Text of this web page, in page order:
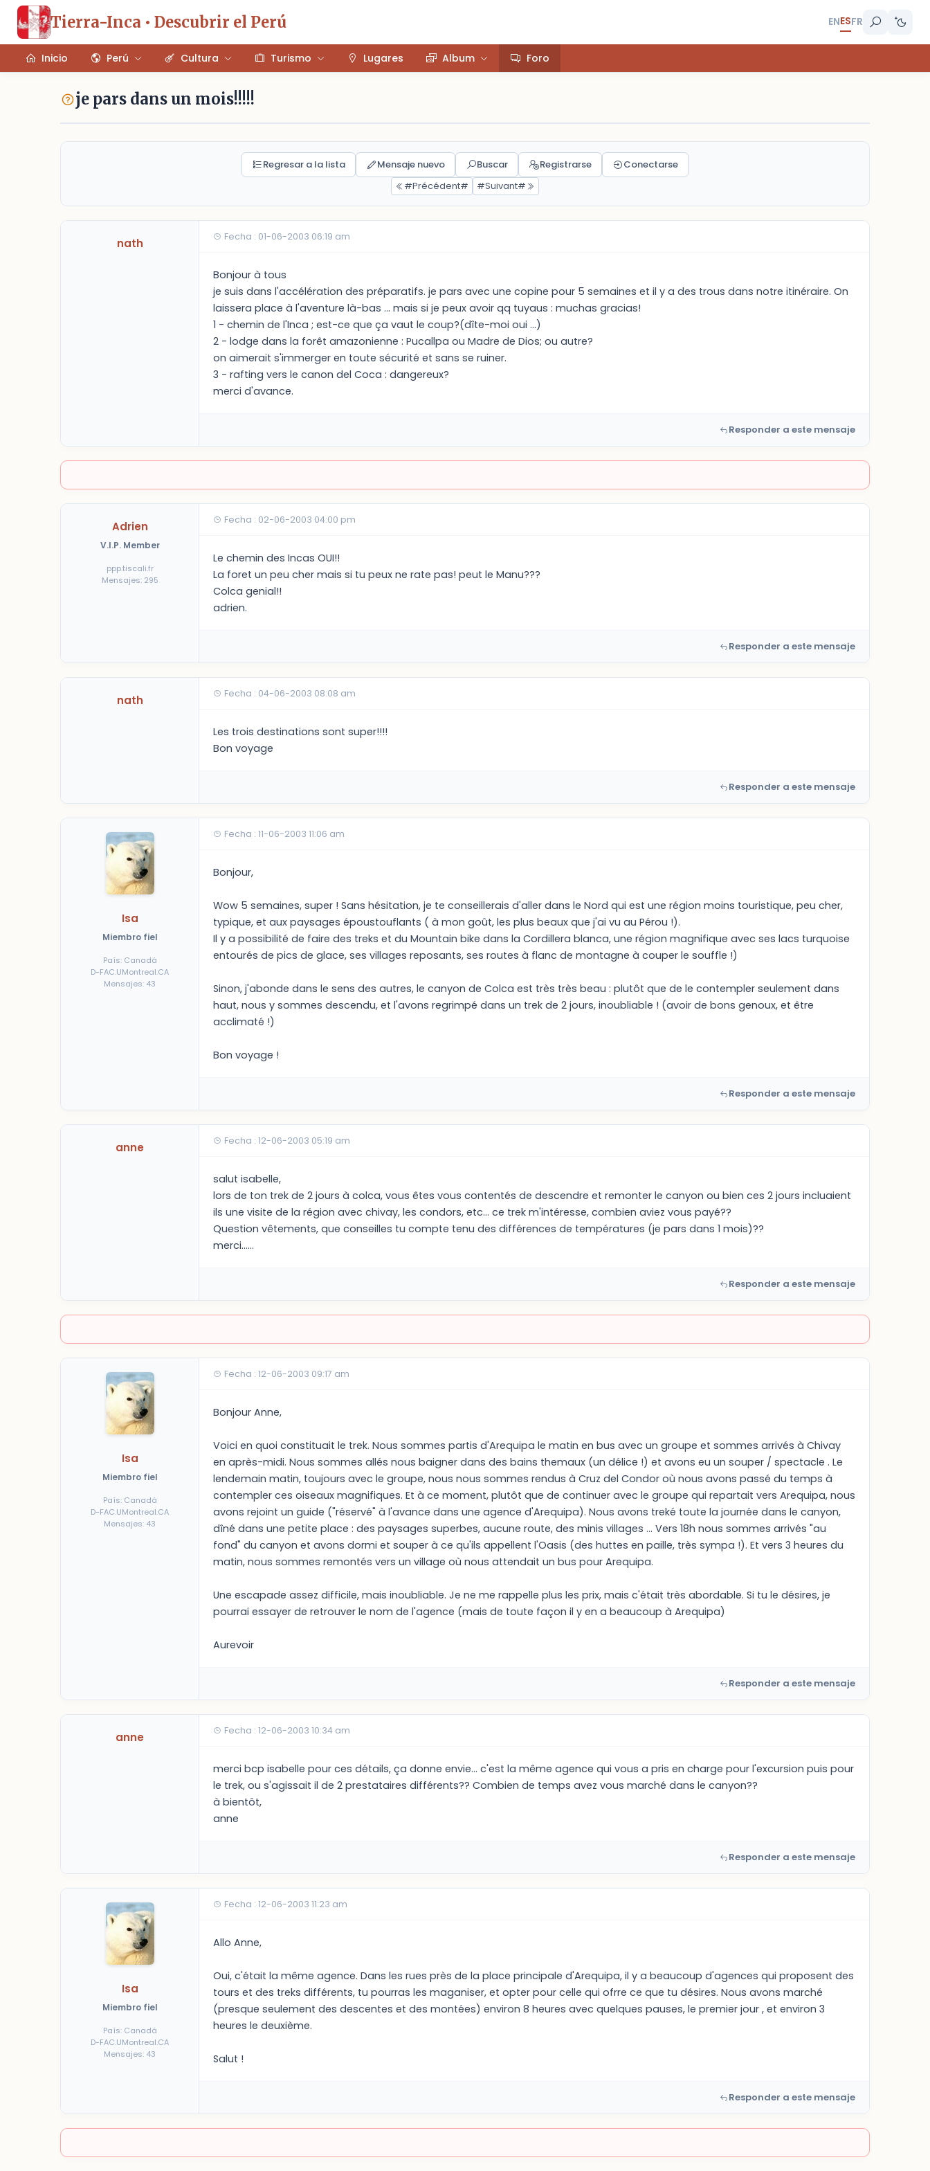
Tierra-Inca • Descubrir el Perú ENESFR
Inicio Perú Cultura Turismo Lugares Album Foro
je pars dans un mois!!!!!
Regresar a la lista Mensaje nuevo Buscar Registrarse
Conectarse
#Précédent#
#Suivant#
nath Fecha : 01-06-2003 06:19 am
Bonjour à tous
je suis dans l'accélération des préparatifs. je pars avec une copine pour 5 semaines et il y a des trous dans notre itinéraire. On
laissera place à l'aventure là-bas ... mais si je peux avoir qq tuyaus : muchas gracias!
1 - chemin de l'Inca ; est-ce que ça vaut le coup?(dîte-moi oui ...)
2 - lodge dans la forêt amazonienne : Pucallpa ou Madre de Dios; ou autre?
on aimerait s'immerger en toute sécurité et sans se ruiner.
3 - rafting vers le canon del Coca : dangereux?
merci d'avance.
Responder a este mensaje
Adrien
V.I.P. Member
ppp.tiscali.fr
Mensajes: 295
Fecha : 02-06-2003 04:00 pm
Le chemin des Incas OUI!!
La foret un peu cher mais si tu peux ne rate pas! peut le Manu???
Colca genial!!
adrien.
Responder a este mensaje
nath Fecha : 04-06-2003 08:08 am
Les trois destinations sont super!!!!
Bon voyage
Responder a este mensaje
Isa
Miembro fiel
País: Canadá
D-FAC.UMontreal.CA
Mensajes: 43
Fecha : 11-06-2003 11:06 am
Bonjour,
Wow 5 semaines, super ! Sans hésitation, je te conseillerais d'aller dans le Nord qui est une région moins touristique, peu cher,
typique, et aux paysages époustouflants ( à mon goût, les plus beaux que j'ai vu au Pérou !).
Il y a possibilité de faire des treks et du Mountain bike dans la Cordillera blanca, une région magnifique avec ses lacs turquoise
entourés de pics de glace, ses villages reposants, ses routes à flanc de montagne à couper le souffle !)
Sinon, j'abonde dans le sens des autres, le canyon de Colca est très très beau : plutôt que de le contempler seulement dans
haut, nous y sommes descendu, et l'avons regrimpé dans un trek de 2 jours, inoubliable ! (avoir de bons genoux, et être
acclimaté !)
Bon voyage !
Responder a este mensaje
anne Fecha : 12-06-2003 05:19 am
salut isabelle,
lors de ton trek de 2 jours à colca, vous êtes vous contentés de descendre et remonter le canyon ou bien ces 2 jours incluaient
ils une visite de la région avec chivay, les condors, etc... ce trek m'intéresse, combien aviez vous payé??
Question vêtements, que conseilles tu compte tenu des différences de températures (je pars dans 1 mois)??
merci......
Responder a este mensaje
Isa
Miembro fiel
País: Canadá
D-FAC.UMontreal.CA
Mensajes: 43
Fecha : 12-06-2003 09:17 am
Bonjour Anne,
Voici en quoi constituait le trek. Nous sommes partis d'Arequipa le matin en bus avec un groupe et sommes arrivés à Chivay
en après-midi. Nous sommes allés nous baigner dans des bains themaux (un délice !) et avons eu un souper / spectacle . Le
lendemain matin, toujours avec le groupe, nous nous sommes rendus à Cruz del Condor où nous avons passé du temps à
contempler ces oiseaux magnifiques. Et à ce moment, plutôt que de continuer avec le groupe qui repartait vers Arequipa, nous
avons rejoint un guide ("réservé" à l'avance dans une agence d'Arequipa). Nous avons treké toute la journée dans le canyon,
dîné dans une petite place : des paysages superbes, aucune route, des minis villages ... Vers 18h nous sommes arrivés "au
fond" du canyon et avons dormi et souper à ce qu'ils appellent l'Oasis (des huttes en paille, très sympa !). Et vers 3 heures du
matin, nous sommes remontés vers un village où nous attendait un bus pour Arequipa.
Une escapade assez difficile, mais inoubliable. Je ne me rappelle plus les prix, mais c'était très abordable. Si tu le désires, je
pourrai essayer de retrouver le nom de l'agence (mais de toute façon il y en a beaucoup à Arequipa)
Aurevoir
Responder a este mensaje
anne Fecha : 12-06-2003 10:34 am
merci bcp isabelle pour ces détails, ça donne envie... c'est la même agence qui vous a pris en charge pour l'excursion puis pour
le trek, ou s'agissait il de 2 prestataires différents?? Combien de temps avez vous marché dans le canyon??
à bientôt,
anne
Responder a este mensaje
Isa
Miembro fiel
País: Canadá
D-FAC.UMontreal.CA
Mensajes: 43
Fecha : 12-06-2003 11:23 am
Allo Anne,
Oui, c'était la même agence. Dans les rues près de la place principale d'Arequipa, il y a beaucoup d'agences qui proposent des
tours et des treks différents, tu pourras les maganiser, et opter pour celle qui ofrre ce que tu désires. Nous avons marché
(presque seulement des descentes et des montées) environ 8 heures avec quelques pauses, le premier jour , et environ 3
heures le deuxième.
Salut !
Responder a este mensaje